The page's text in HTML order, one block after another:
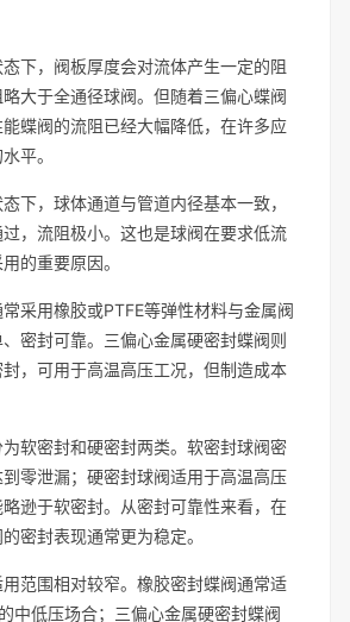
下，阀板厚度会对流体产生一定的阻
大于全通径球阀。但随着三偏心蝶阀
蝶阀的流阻已经大幅降低，在许多应
平。
下，球体通道与管道内径基本一致，
，流阻极小。这也是球阀在要求低流
的重要原因。
采用橡胶或PTFE等弹性材料与金属阀
密封可靠。三偏心金属硬密封蝶阀则
，可用于高温高压工况，但制造成本
软密封和硬密封两类。软密封球阀密
零泄漏；硬密封球阀适用于高温高压
逊于软密封。从密封可靠性来看，在
密封表现通常更为稳定。
范围相对较窄。橡胶密封蝶阀通常适
中低压场合；三偏心金属硬密封蝶阀